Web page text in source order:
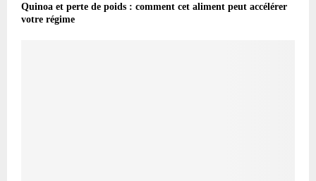
Quinoa et perte de poids : comment cet aliment peut accélérer
votre régime